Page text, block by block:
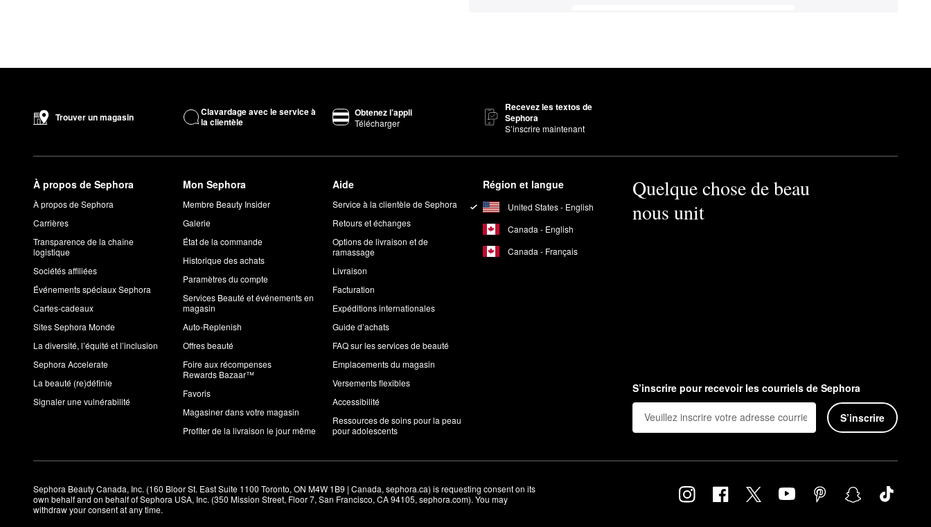
Trouver un magasin
Clavardage avec le service à
la clientèle
Obtenez l’appli
Télécharger
Recevez les textos de
Sephora
S’inscrire maintenant
À propos de Sephora
À propos de Sephora
Carrières
Transparence de la chaîne
logistique
Sociétés affiliées
Événements spéciaux Sephora
Cartes-cadeaux
Sites Sephora Monde
La diversité, l’équité et l’inclusion
Sephora Accelerate
La beauté (re)définie
Signaler une vulnérabilité
Mon Sephora
Membre Beauty Insider
Galerie
État de la commande
Historique des achats
Paramètres du compte
Services Beauté et événements en
magasin
Auto-Replenish
Offres beauté
Foire aux récompenses
Rewards Bazaar™
Favoris
Magasiner dans votre magasin
Profiter de la livraison le jour même
Aide
Service à la clientèle de Sephora
Retours et échanges
Options de livraison et de
ramassage
Livraison
Facturation
Expéditions internationales
Guide d’achats
FAQ sur les services de beauté
Emplacements du magasin
Versements flexibles
Accessibilité
Ressources de soins pour la peau
pour adolescents
Région et langue
United States - English
Canada - English
Canada - Français
Quelque chose de beau
nous unit
S’inscrire pour recevoir les courriels de Sephora
S’inscrire
Sephora Beauty Canada, Inc. (160 Bloor St. East Suite 1100 Toronto, ON M4W 1B9 | Canada, sephora.ca) is requesting consent on its
own behalf and on behalf of Sephora USA, Inc. (350 Mission Street, Floor 7, San Francisco, CA 94105, sephora.com). You may
withdraw your consent at any time.